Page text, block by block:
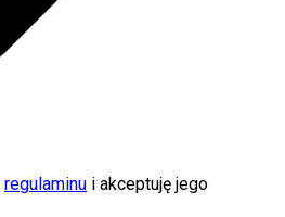
regulaminu i akceptuję jego